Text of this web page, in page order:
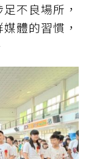
不良場所，
體的習慣，